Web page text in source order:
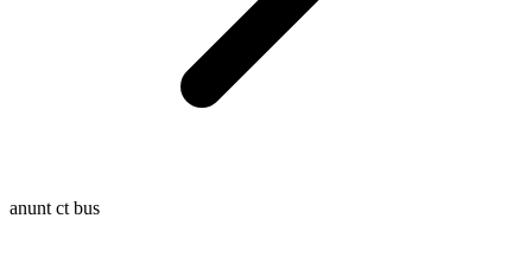
anunt ct bus